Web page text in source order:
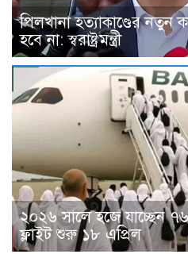
পিলখানা হত্যাকাণ্ডের
হবে না: স্বরাষ্ট্রমন্ত্রী
২০২৬ সালে হজে যাচ্ছেন
ফ্লাইট শুরু ১৮ এপ্রিল